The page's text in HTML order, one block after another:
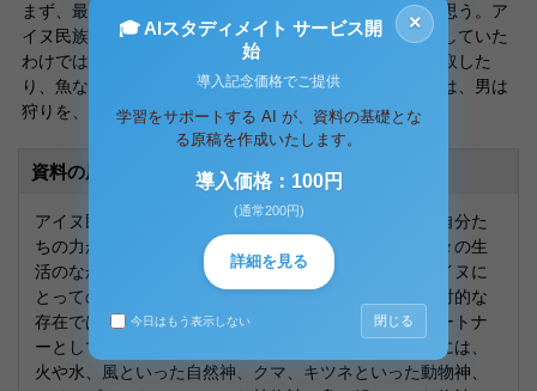
まず、最初にアイヌ民族の食生活について見ていこうと思う。ア
イヌ民族はよく狩猟民族を言われるが、狩猟だけで生活していた
わけではない。畑を耕して農作物を作ったり、山菜を採取した
り、魚などを取ったりして生活をしていた。仕事の役割は、男は
狩りを、女は畑仕事や山菜の採取・
資料の原本内容
アイヌ民族は、「自分たちに役立つもの」あるいは「自分た
ちの力が及ばないもの」を神（カムイ）とみなし、日々の生
活のなかで、祈り、さまざまな儀礼を行っていた。アイヌに
とってのカムイとは、単に畏れ、崇い、従うだけの絶対的な
存在ではなく、人間と対等であり、対話をなし得るパートナ
ーとして存在するものだったのである。それらの神々には、
火や水、風といった自然神、クマ、キツネといった動物神、
×
🎓 AIスタディメイト サービス開
始
導入記念価格でご提供
学習をサポートする AI が、資料の基礎とな
る原稿を作成いたします。
導入価格：100円
(通常200円)
詳細を見る
今日はもう表示しない 閉じる